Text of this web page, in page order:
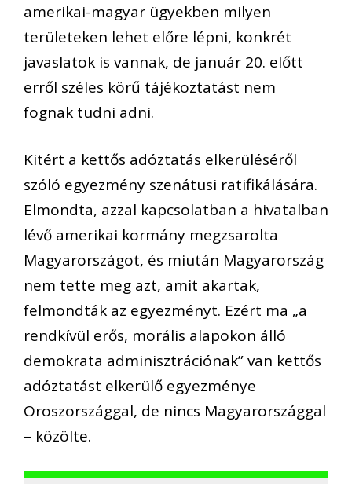
amerikai-magyar ügyekben milyen
területeken lehet előre lépni, konkrét
javaslatok is vannak, de január 20. előtt
erről széles körű tájékoztatást nem
fognak tudni adni.
Kitért a kettős adóztatás elkerüléséről
szóló egyezmény szenátusi ratifikálására.
Elmondta, azzal kapcsolatban a hivatalban
lévő amerikai kormány megzsarolta
Magyarországot, és miután Magyarország
nem tette meg azt, amit akartak,
felmondták az egyezményt. Ezért ma „a
rendkívül erős, morális alapokon álló
demokrata adminisztrációnak” van kettős
adóztatást elkerülő egyezménye
Oroszországgal, de nincs Magyarországgal
– közölte.